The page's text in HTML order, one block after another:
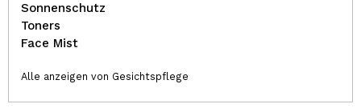
Sonnenschutz
Toners
Face Mist
Alle anzeigen von Gesichtspflege